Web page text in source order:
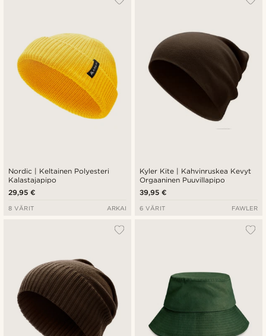
Nordic | Keltainen Polyesteri
Kalastajapipo
29,95 €
8 VÄRIT ARKAI
Kyler Kite | Kahvinruskea Kevyt
Orgaaninen Puuvillapipo
39,95 €
6 VÄRIT FAWLER